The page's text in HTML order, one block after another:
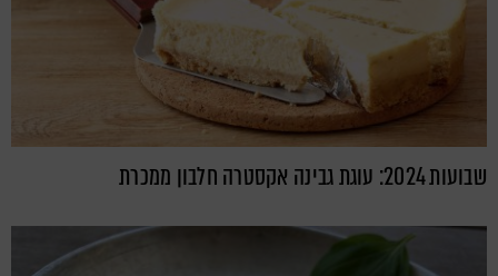
שבועות 2024: עוגת גבינה אקסטרה חלבון ממכרת